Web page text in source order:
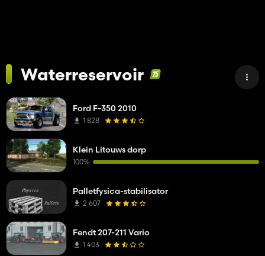
Waterreservoir
Ford F-350 2010
1 828
Klein Litouws dorp
100%
Palletfysica-stabilisator
2 607
Fendt 207-211 Vario
1 403